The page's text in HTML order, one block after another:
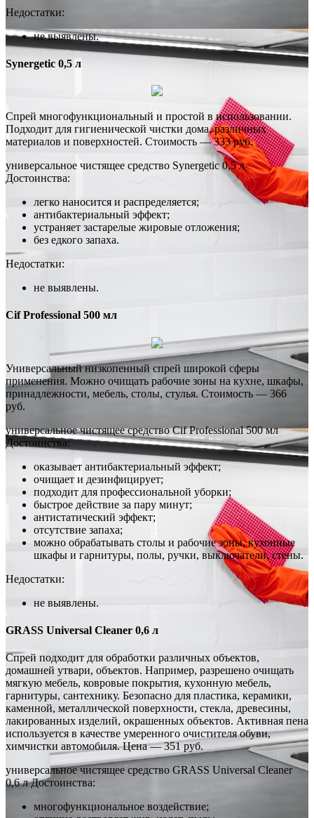
Недостатки:
не выявлены.
Synergetic 0,5 л
Спрей многофункциональный и простой в использовании.
Подходит для гигиенической чистки дома, различных
материалов и поверхностей. Стоимость — 333 руб.
универсальное чистящее средство Synergetic 0,5 л
Достоинства:
легко наносится и распределяется;
антибактериальный эффект;
устраняет застарелые жировые отложения;
без едкого запаха.
Недостатки:
не выявлены.
Cif Professional 500 мл
Универсальный низкопенный спрей широкой сферы
применения. Можно очищать рабочие зоны на кухне, шкафы,
принадлежности, мебель, столы, стулья. Стоимость — 366
руб.
универсальное чистящее средство Cif Professional 500 мл
Достоинства:
оказывает антибактериальный эффект;
очищает и дезинфицирует;
подходит для профессиональной уборки;
быстрое действие за пару минут;
антистатический эффект;
отсутствие запаха;
можно обрабатывать столы и рабочие зоны, кухонные
шкафы и гарнитуры, полы, ручки, выключатели, стены.
Недостатки:
не выявлены.
GRASS Universal Cleaner 0,6 л
Спрей подходит для обработки различных объектов,
домашней утвари, объектов. Например, разрешено очищать
мягкую мебель, ковровые покрытия, кухонную мебель,
гарнитуры, сантехнику. Безопасно для пластика, керамики,
каменной, металлической поверхности, стекла, древесины,
лакированных изделий, окрашенных объектов. Активная пена
используется в качестве умеренного очистителя обуви,
химчистки автомобиля. Цена — 351 руб.
универсальное чистящее средство GRASS Universal Cleaner
0,6 л Достоинства:
многофункциональное воздействие;